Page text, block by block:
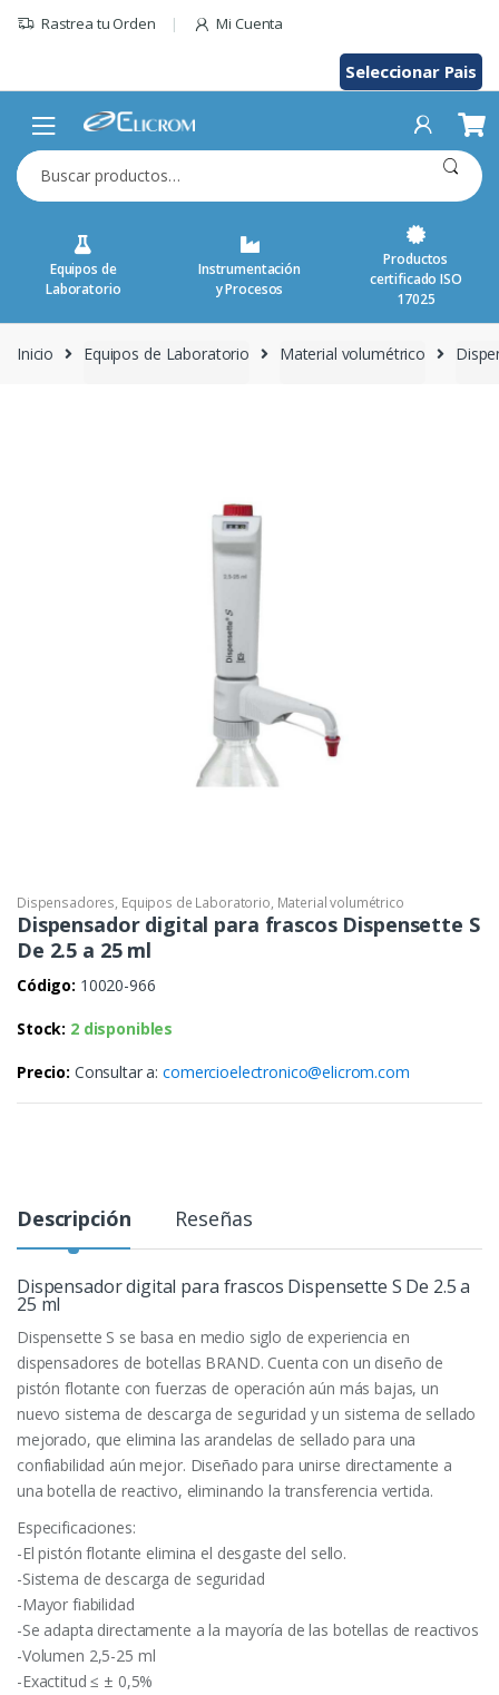
Rastrea tu Orden Mi Cuenta
Seleccionar Pais
Buscar
por:
Equipos de
Laboratorio
Instrumentación
y Procesos
Productos
certificado ISO
17025
Inicio Equipos de Laboratorio Material volumétrico
Dispensadores, Equipos de Laboratorio, Material volumétrico
Dispensador digital para frascos Dispensette S
De 2.5 a 25 ml
Código: 10020-966
Stock: 2 disponibles
Precio: Consultar a:comercioelectronico@elicrom.com
Descripción Reseñas
Dispensador digital para frascos Dispensette S De 2.5 a
25 ml
Dispensette S se basa en medio siglo de experiencia en
dispensadores de botellas BRAND. Cuenta con un diseño de
pistón flotante con fuerzas de operación aún más bajas, un
nuevo sistema de descarga de seguridad y un sistema de sellado
mejorado, que elimina las arandelas de sellado para una
confiabilidad aún mejor. Diseñado para unirse directamente a
una botella de reactivo, eliminando la transferencia vertida.
Especificaciones:
-El pistón flotante elimina el desgaste del sello.
-Sistema de descarga de seguridad
-Mayor fiabilidad
-Se adapta directamente a la mayoría de las botellas de reactivos
-Volumen 2,5-25 ml
-Exactitud ≤ ± 0,5%